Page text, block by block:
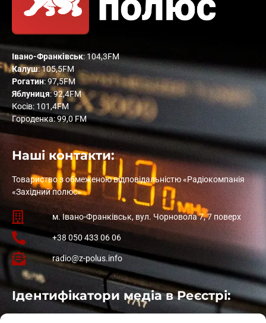
Івано-Франківськ: 104,3FM
Калуш: 105,5FM
Рогатин: 97,5FM
Яблуниця: 92,4FM
Косів: 101,4FM
Городенка: 99,0 FM
Наші контакти:
Товариство з обмеженою відповідальністю «Радіокомпанія
«Західний полюс»
м. Івано-Франківськ, вул. Чорновола 7, 7 поверх
+38 050 433 06 06
radio@z-polus.info
Ідентифікатори медіа в Реєстрі: